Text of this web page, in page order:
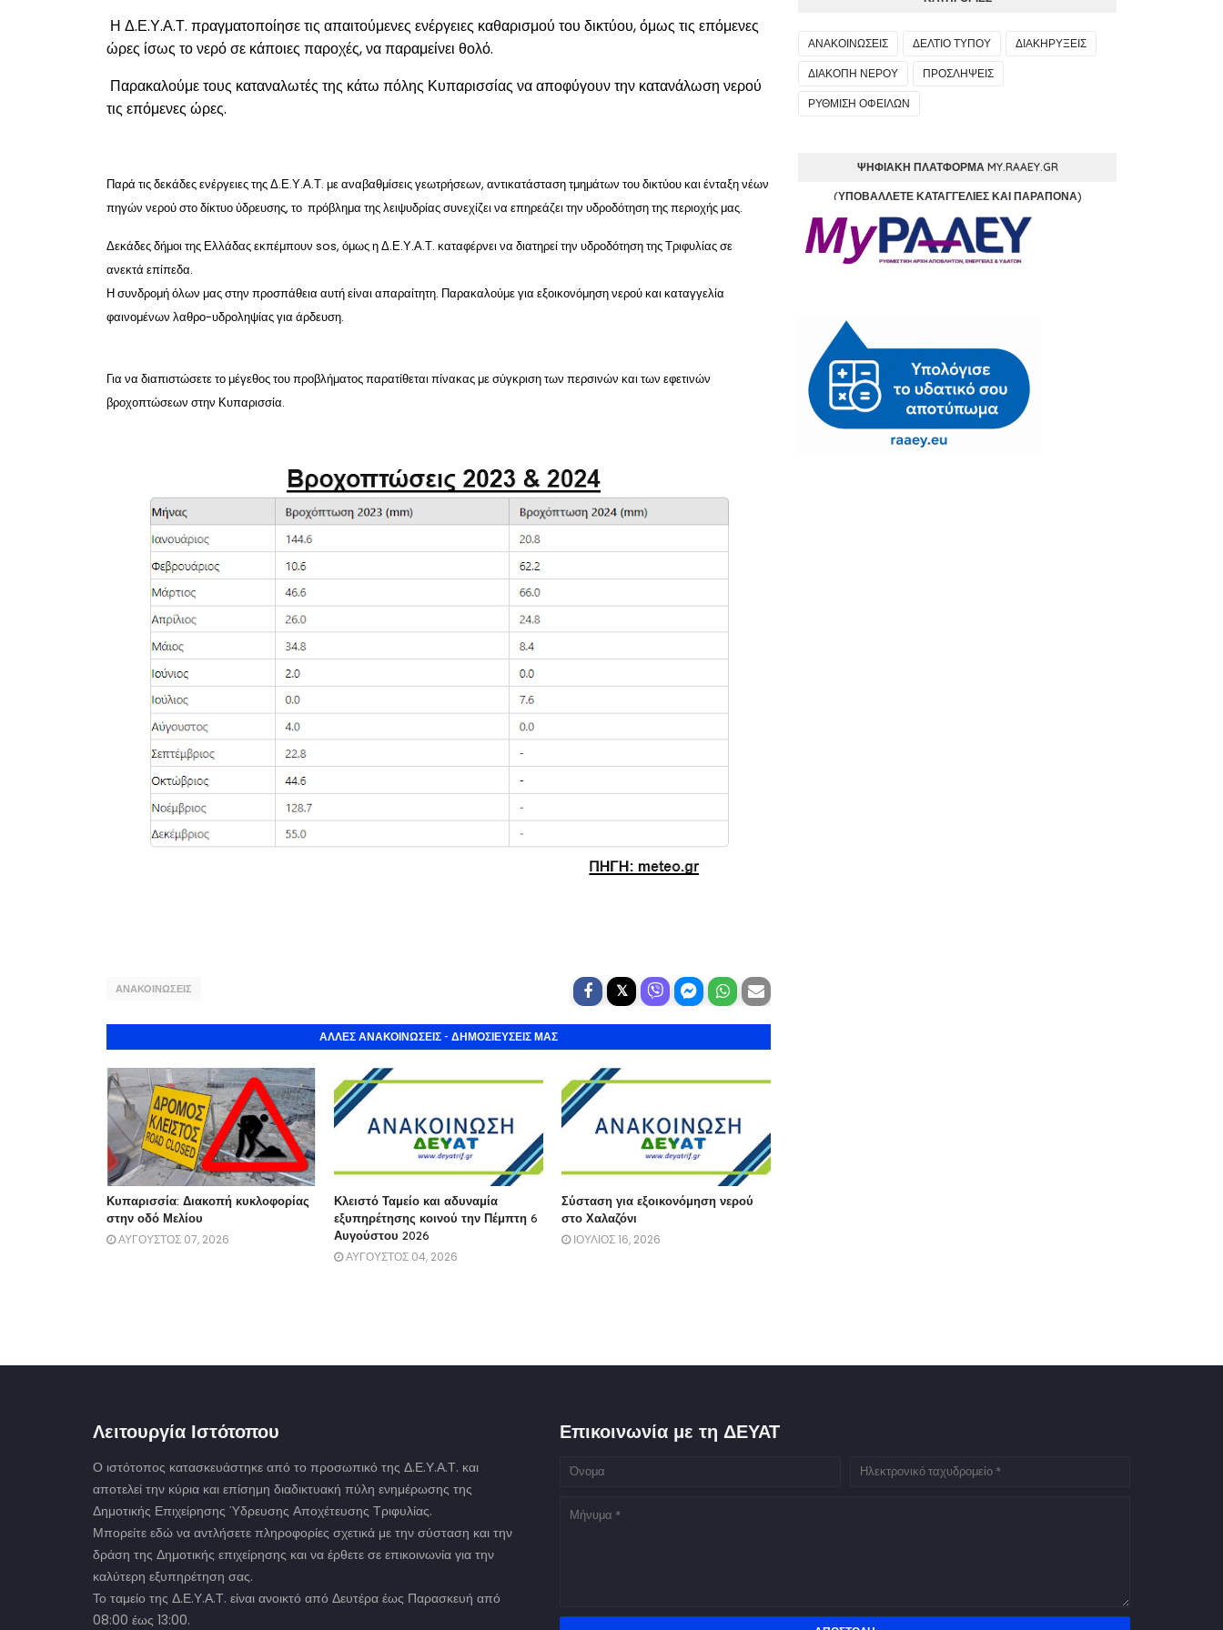
Η Δ.Ε.Υ.Α.Τ. πραγματοποίησε τις απαιτούμενες ενέργειες καθαρισμού του δικτύου, όμως τις επόμενες
ώρες ίσως το νερό σε κάποιες παροχές, να παραμείνει θολό.
Παρακαλούμε τους καταναλωτές της κάτω πόλης Κυπαρισσίας να αποφύγουν την κατανάλωση νερού
τις επόμενες ώρες.
Παρά τις δεκάδες ενέργειες της Δ.Ε.Υ.Α.Τ. με αναβαθμίσεις γεωτρήσεων, αντικατάσταση τμημάτων του δικτύου και ένταξη νέων
πηγών νερού στο δίκτυο ύδρευσης, το πρόβλημα της λειψυδρίας συνεχίζει να επηρεάζει την υδροδότηση της περιοχής μας.
Δεκάδες δήμοι της Ελλάδας εκπέμπουν sos, όμως η Δ.Ε.Υ.Α.Τ. καταφέρνει να διατηρεί την υδροδότηση της Τριφυλίας σε
ανεκτά επίπεδα.
Η συνδρομή όλων μας στην προσπάθεια αυτή είναι απαραίτητη. Παρακαλούμε για εξοικονόμηση νερού και καταγγελία
φαινομένων λαθρο-υδροληψίας για άρδευση.
Για να διαπιστώσετε το μέγεθος του προβλήματος παρατίθεται πίνακας με σύγκριση των περσινών και των εφετινών
βροχοπτώσεων στην Κυπαρισσία.
ΑΝΑΚΟΙΝΩΣΕΙΣ
ΑΛΛΕΣ ΑΝΑΚΟΙΝΩΣΕΙΣ - ΔΗΜΟΣΙΕΥΣΕΙΣ ΜΑΣ
Κυπαρισσία: Διακοπή κυκλοφορίας
στην οδό Μελίου
ΑΥΓΟΥΣΤΟΣ 07, 2026
Κλειστό Ταμείο και αδυναμία
εξυπηρέτησης κοινού την Πέμπτη 6
Αυγούστου 2026
ΑΥΓΟΥΣΤΟΣ 04, 2026
Σύσταση για εξοικονόμηση νερού
στο Χαλαζόνι
ΙΟΥΛΙΟΣ 16, 2026
ΑΝΑΚΟΙΝΩΣΕΙΣ ΔΕΛΤΙΟ ΤΥΠΟΥ
ΔΙΑΚΗΡΥΞΕΙΣ
ΔΙΑΚΟΠΗ ΝΕΡΟΥ
ΠΡΟΣΛΗΨΕΙΣ
ΡΥΘΜΙΣΗ ΟΦΕΙΛΩΝ
ΨΗΦΙΑΚΉ ΠΛΑΤΦΌΡΜΑ MY.RAAEY.GR
(ΥΠΟΒΆΛΛΕΤΕ ΚΑΤΑΓΓΕΛΊΕΣ ΚΑΙ ΠΑΡΆΠΟΝΑ)
Λειτουργία Ιστότοπου
Ο ιστότοπος κατασκευάστηκε από το προσωπικό της Δ.Ε.Υ.Α.Τ. και
αποτελεί την κύρια και επίσημη διαδικτυακή πύλη ενημέρωσης της
Δημοτικής Επιχείρησης Ύδρευσης Αποχέτευσης Τριφυλίας.
Μπορείτε εδώ να αντλήσετε πληροφορίες σχετικά με την σύσταση και την
δράση της Δημοτικής επιχείρησης και να έρθετε σε επικοινωνία για την
καλύτερη εξυπηρέτηση σας.
Το ταμείο της Δ.Ε.Υ.Α.Τ. είναι ανοικτό από Δευτέρα έως Παρασκευή από
08:00 έως 13:00.
Επικοινωνία με τη ΔΕΥΑΤ